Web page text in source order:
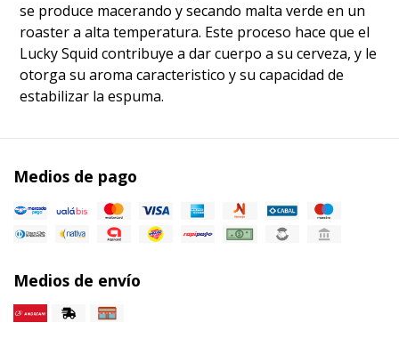
se produce macerando y secando malta verde en un
roaster a alta temperatura. Este proceso hace que el
Lucky Squid contribuye a dar cuerpo a su cerveza, y le
otorga su aroma caracteristico y su capacidad de
estabilizar la espuma.
Medios de pago
Medios de envío